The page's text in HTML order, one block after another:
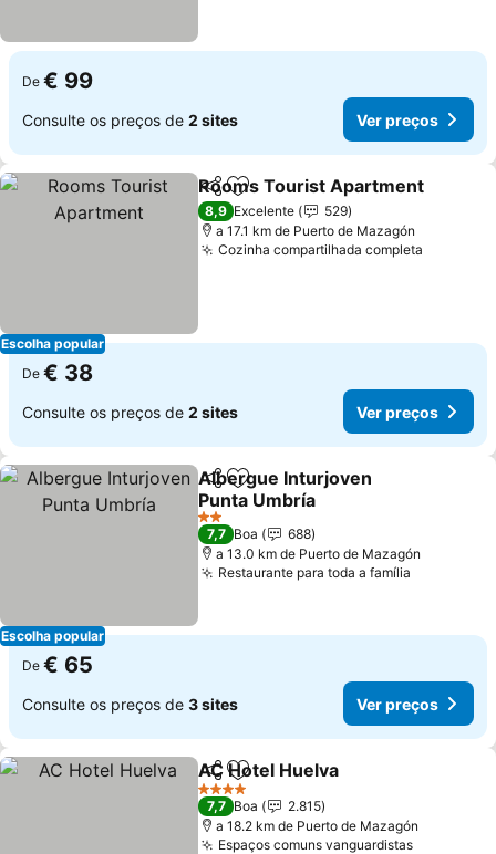
De € 99
Consulte os preços de 2 sites Ver preços
Escolha popular
PartilharAdicionar aos favoritos
Rooms Tourist Apartment
8,9 Excelente
529
a 17.1 km de Puerto de Mazagón
Cozinha compartilhada completa
De € 38
Consulte os preços de 2 sites Ver preços
Escolha popular
PartilharAdicionar aos favoritos
Albergue Inturjoven
Punta Umbría
2 Estrelas
7,7 Boa
688
a 13.0 km de Puerto de Mazagón
Restaurante para toda a família
De € 65
Consulte os preços de 3 sites Ver preços
PartilharAdicionar aos favoritos
AC Hotel Huelva
4 Estrelas
7,7 Boa
2.815
a 18.2 km de Puerto de Mazagón
Espaços comuns vanguardistas